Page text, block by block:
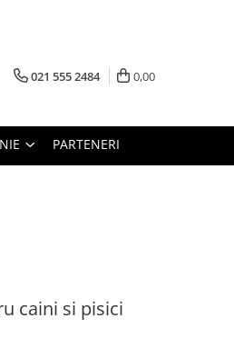
021 555 2484 0,00
PARTENERI
caini si pisici